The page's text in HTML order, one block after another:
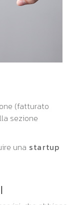
(fatturato
sezione
una startup